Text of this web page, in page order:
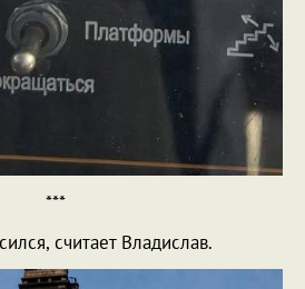
***
считает Владислав.